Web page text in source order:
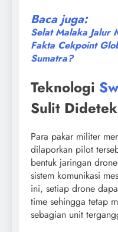
Baca juga:
Selat Malaka Jalur
Fakta Cekpoint
Sumatra?
Teknologi
Sulit
Para pakar militer
dilaporkan pilot
bentuk jaringan
sistem komunikasi
ini, setiap drone
time sehingga tetap
sebagian unit